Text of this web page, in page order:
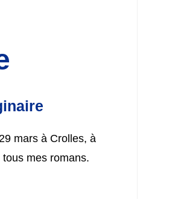
mars à Crolles, à
mes romans.